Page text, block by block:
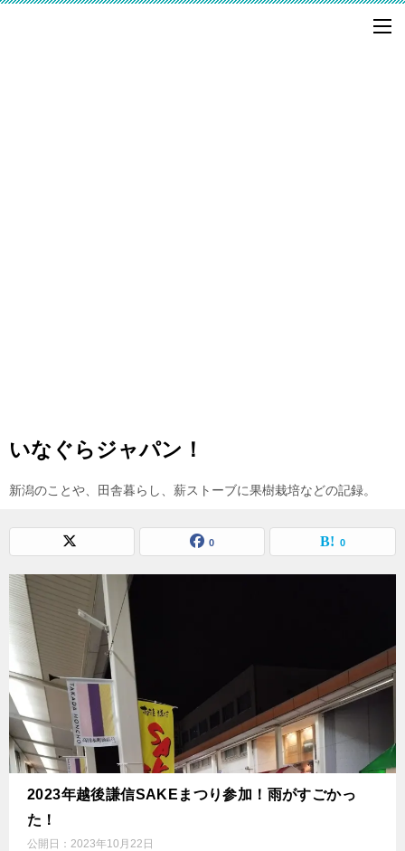
いなぐらジャパン！
新潟のことや、田舎暮らし、薪ストーブに果樹栽培などの記録。
0 0
2023年越後謙信SAKEまつり参加！雨がすごかっ
た！
公開日： 2023年10月22日